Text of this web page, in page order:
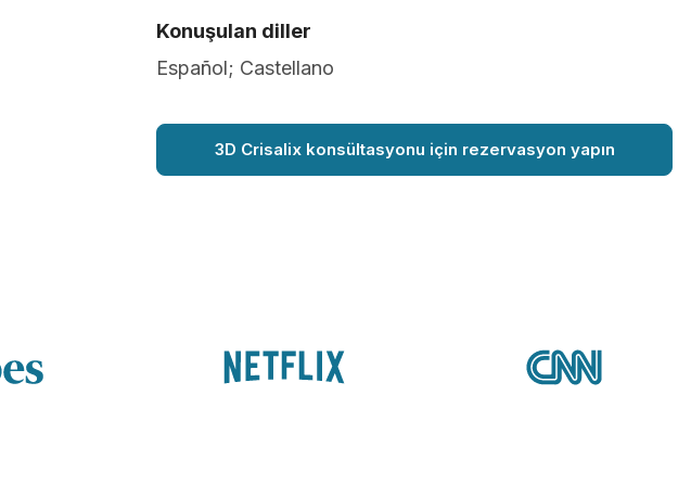
Konuşulan diller
Español; Castellano
3D Crisalix konsültasyonu için rezervasyon yapın